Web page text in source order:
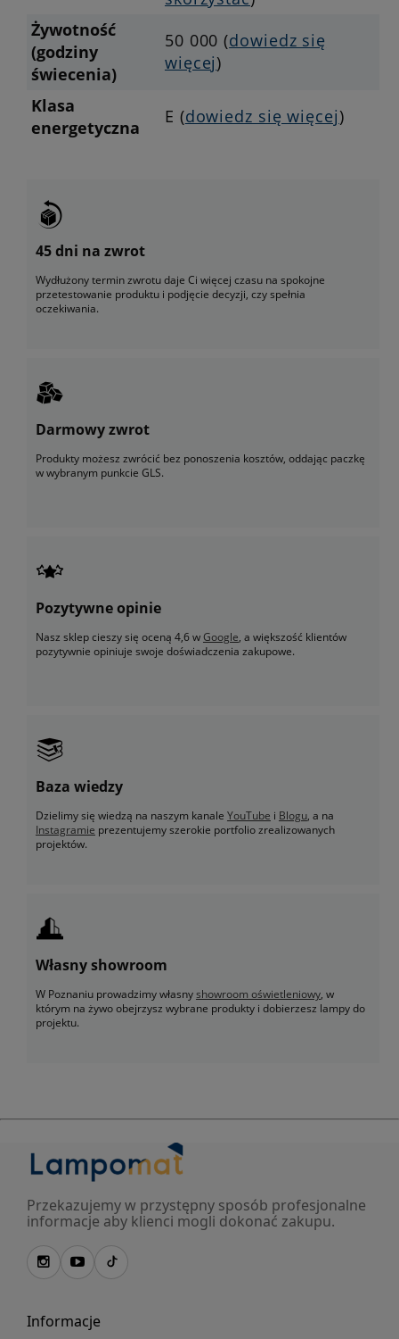
Żywotność
(godziny
świecenia)
50 000 (dowiedz się
więcej)
Klasa
energetyczna
E (dowiedz się więcej)
45 dni na zwrot
Wydłużony termin zwrotu daje Ci więcej czasu na spokojne
przetestowanie produktu i podjęcie decyzji, czy spełnia
oczekiwania.
Darmowy zwrot
Produkty możesz zwrócić bez ponoszenia kosztów, oddając paczkę
w wybranym punkcie GLS.
Pozytywne opinie
Nasz sklep cieszy się oceną 4,6 wGoogle, a większość klientów
pozytywnie opiniuje swoje doświadczenia zakupowe.
Baza wiedzy
Dzielimy się wiedzą na naszym kanale YouTube i Blogu, a na
Instagramie prezentujemy szerokie portfolio zrealizowanych
projektów.
Własny showroom
W Poznaniu prowadzimy własnyshowroom oświetleniowy, w
którym na żywo obejrzysz wybrane produkty i dobierzesz lampy do
projektu.
Przekazujemy w przystępny sposób profesjonalne
informacje aby klienci mogli dokonać zakupu.
Informacje